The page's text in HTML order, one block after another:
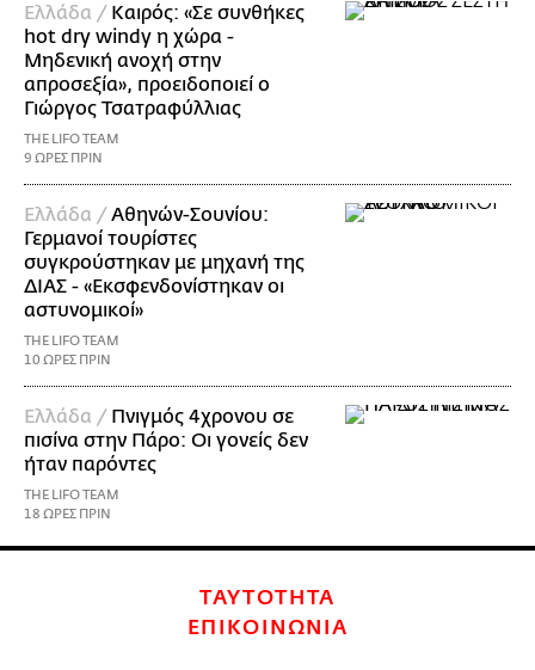
Ελλάδα / Καιρός: «Σε συνθήκες
hot dry windy η χώρα -
Μηδενική ανοχή στην
απροσεξία», προειδοποιεί ο
Γιώργος Τσατραφύλλιας
THE LIFO TEAM
9 ΩΡΕΣ ΠΡΙΝ
Ελλάδα /Αθηνών-Σουνίου:
Γερμανοί τουρίστες
συγκρούστηκαν με μηχανή της
ΔΙΑΣ - «Εκσφενδονίστηκαν οι
αστυνομικοί»
THE LIFO TEAM
10 ΩΡΕΣ ΠΡΙΝ
Ελλάδα / Πνιγμός 4χρονου σε
πισίνα στην Πάρο: Οι γονείς δεν
ήταν παρόντες
THE LIFO TEAM
18 ΩΡΕΣ ΠΡΙΝ
ΤΑΥΤΟΤΗΤΑ
ΕΠΙΚΟΙΝΩΝΙΑ